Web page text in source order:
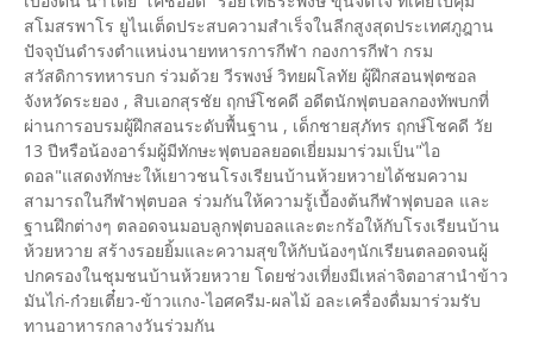
สโมสรพาโร ยูไนเต็ดประสบความสำเร็จในลีกสูงสุดประเทศภูฎาน
ปัจจุบันดำรงตำแหน่งนายทหารการกีฬา กองการกีฬา กรม
สวัสดิการทหารบก ร่วมด้วย วีรพงษ์ วิทยผโลทัย ผู้ฝึกสอนฟุตซอล
จังหวัดระยอง , สิบเอกสุรชัย ฤกษ์โชคดี อดีตนักฟุตบอลกองทัพบกที่
ผ่านการอบรมผู้ฝึกสอนระดับพื้นฐาน , เด็กชายสุภัทร ฤกษ์โชคดี วัย
13 ปีหรือน้องอาร์มผู้มีทักษะฟุตบอลยอดเยี่ยมมาร่วมเป็น"ไอ
ดอล"แสดงทักษะให้เยาวชนโรงเรียนบ้านห้วยหวายได้ชมความ
สามารถในกีฬาฟุตบอล ร่วมกันให้ความรู้เบื้องต้นกีฬาฟุตบอล และ
ฐานฝึกต่างๆ ตลอดจนมอบลูกฟุตบอลและตะกร้อให้กับโรงเรียนบ้าน
ห้วยหวาย สร้างรอยยิ้มและความสุขให้กับน้องๆนักเรียนตลอดจนผู้
ปกครองในชุมชนบ้านห้วยหวาย โดยช่วงเที่ยงมีเหล่าจิตอาสานำข้าว
มันไก่-ก๋วยเตี๋ยว-ข้าวแกง-ไอศครีม-ผลไม้ อละเครื่องดื่มมาร่วมรับ
ทานอาหารกลางวันร่วมกัน